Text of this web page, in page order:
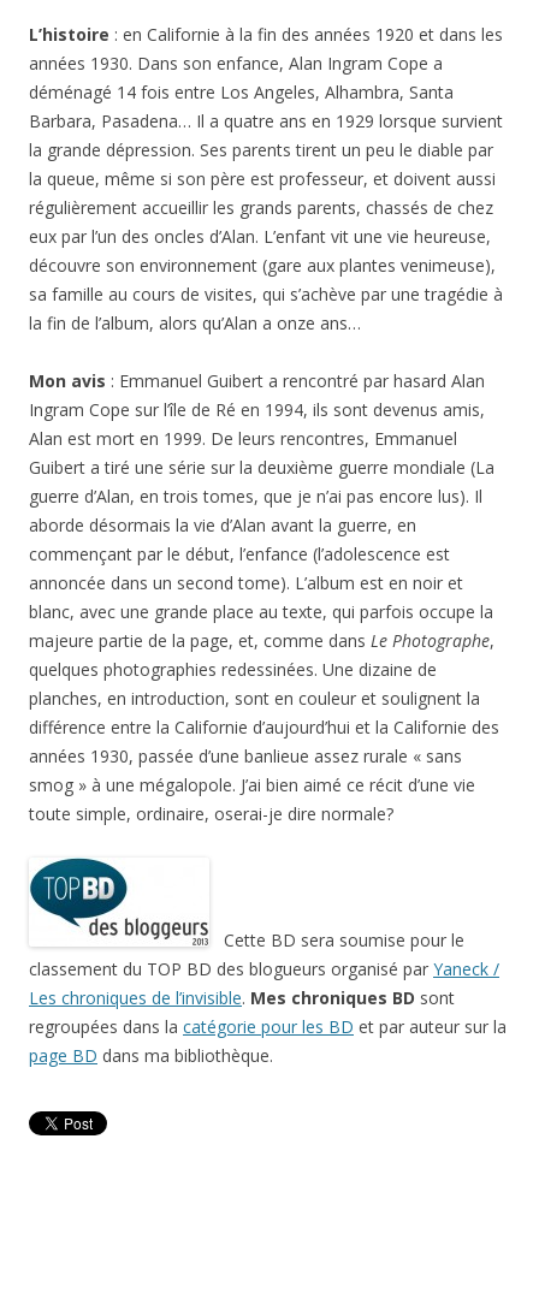
L’histoire : en Californie à la fin des années 1920 et dans les
années 1930. Dans son enfance, Alan Ingram Cope a
déménagé 14 fois entre Los Angeles, Alhambra, Santa
Barbara, Pasadena… Il a quatre ans en 1929 lorsque survient
la grande dépression. Ses parents tirent un peu le diable par
la queue, même si son père est professeur, et doivent aussi
régulièrement accueillir les grands parents, chassés de chez
eux par l’un des oncles d’Alan. L’enfant vit une vie heureuse,
découvre son environnement (gare aux plantes venimeuse),
sa famille au cours de visites, qui s’achève par une tragédie à
la fin de l’album, alors qu’Alan a onze ans…
Mon avis : Emmanuel Guibert a rencontré par hasard Alan
Ingram Cope sur l’île de Ré en 1994, ils sont devenus amis,
Alan est mort en 1999. De leurs rencontres, Emmanuel
Guibert a tiré une série sur la deuxième guerre mondiale (La
guerre d’Alan, en trois tomes, que je n’ai pas encore lus). Il
aborde désormais la vie d’Alan avant la guerre, en
commençant par le début, l’enfance (l’adolescence est
annoncée dans un second tome). L’album est en noir et
blanc, avec une grande place au texte, qui parfois occupe la
majeure partie de la page, et, comme dans Le Photographe,
quelques photographies redessinées. Une dizaine de
planches, en introduction, sont en couleur et soulignent la
différence entre la Californie d’aujourd’hui et la Californie des
années 1930, passée d’une banlieue assez rurale « sans
smog » à une mégalopole. J’ai bien aimé ce récit d’une vie
toute simple, ordinaire, oserai-je dire normale?
Cette BD sera soumise pour le
classement du TOP BD des blogueurs organisé par Yaneck /
Les chroniques de l’invisible. Mes chroniques BD sont
regroupées dans la catégorie pour les BD et par auteur sur la
page BD dans ma bibliothèque.